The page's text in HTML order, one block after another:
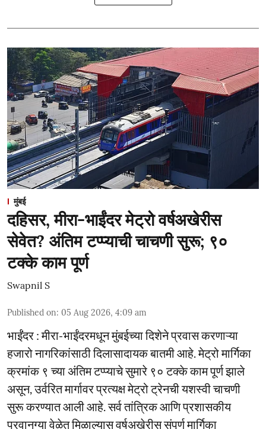
मुंबई
दहिसर, मीरा-भाईंदर मेट्रो वर्षअखेरीस
सेवेत? अंतिम टप्प्याची चाचणी सुरू; ९०
टक्के काम पूर्ण
Swapnil S
Published on: 05 Aug 2026, 4:09 am
भाईंंदर : मीरा-भाईंदरमधून मुंबईच्या दिशेने प्रवास करणाऱ्या
हजारो नागरिकांसाठी दिलासादायक बातमी आहे. मेट्रो मार्गिका
क्रमांक ९ च्या अंतिम टप्प्याचे सुमारे ९० टक्के काम पूर्ण झाले
असून, उर्वरित मार्गावर प्रत्यक्ष मेट्रो ट्रेनची यशस्वी चाचणी
सुरू करण्यात आली आहे. सर्व तांत्रिक आणि प्रशासकीय
परवानग्या वेळेत मिळाल्यास वर्षअखेरीस संपूर्ण मार्गिका